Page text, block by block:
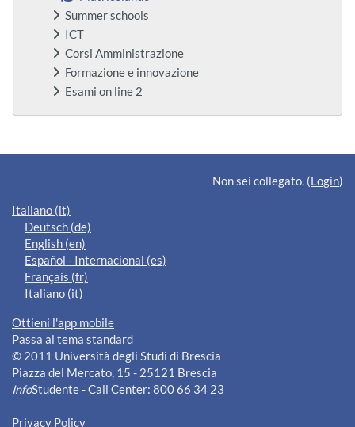
Summer schools
ICT
Corsi Amministrazione
Formazione e innovazione
Esami on line 2
Blocchi supplementari
Non sei collegato. (Login)
Italiano ‎(it)‎
Deutsch ‎(de)‎
English ‎(en)‎
Español - Internacional ‎(es)‎
Français ‎(fr)‎
Italiano ‎(it)‎
Ottieni l'app mobile
Passa al tema standard
© 2011 Università degli Studi di Brescia
Piazza del Mercato, 15 - 25121 Brescia
InfoStudente - Call Center: 800 66 34 23
Privacy Policy